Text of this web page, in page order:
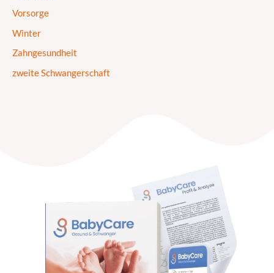
Vorsorge
Winter
Zahngesundheit
zweite Schwangerschaft